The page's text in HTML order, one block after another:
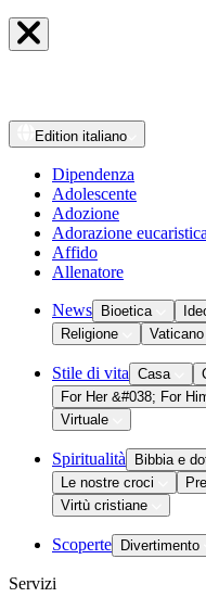
Edition italiano
Dipendenza
Adolescente
Adozione
Adorazione eucaristica
Affido
Allenatore
News Bioetica
Religione
Vaticano
Stile di vita Casa
For Her &#038; For
Virtuale
Spiritualità Bibbia e
Le nostre croci
Virtù cristiane
Scoperte Divertimento
Servizi